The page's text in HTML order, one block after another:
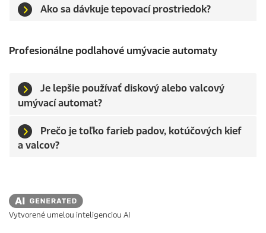
Ako sa dávkuje tepovací prostriedok?
Profesionálne podlahové umývacie automaty
Je lepšie používať diskový alebo valcový
umývací automat?
Prečo je toľko farieb padov, kotúčových kief
a valcov?
Vytvorené umelou inteligenciou AI